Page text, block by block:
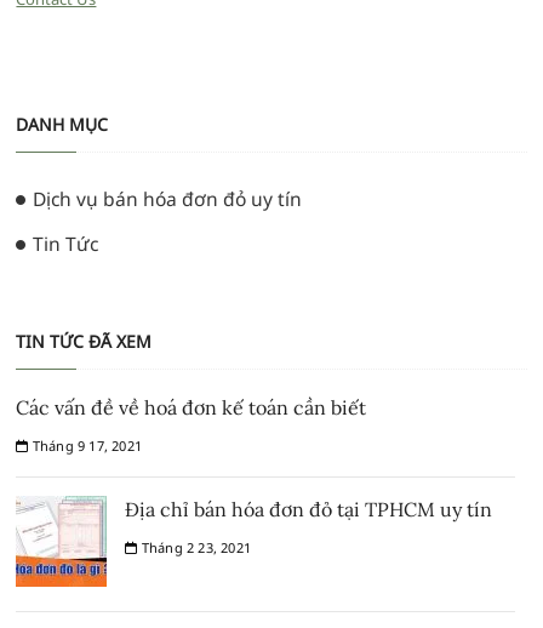
DANH MỤC
Dịch vụ bán hóa đơn đỏ uy tín
Tin Tức
TIN TỨC ĐÃ XEM
Các vấn đề về hoá đơn kế toán cần biết
Tháng 9 17, 2021
Địa chỉ bán hóa đơn đỏ tại TPHCM uy tín
Tháng 2 23, 2021